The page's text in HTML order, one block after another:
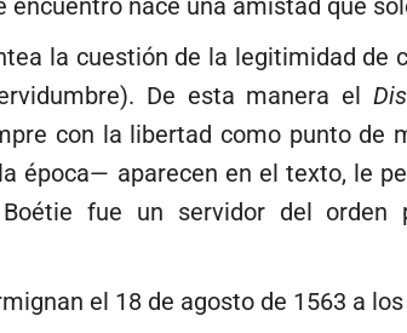
encuentro nace una amistad que
la cuestión de la legitimidad de
De esta manera el
con la libertad como punto de
época— aparecen en el texto, le
fue un servidor del orden
el 18 de agosto de 1563 a